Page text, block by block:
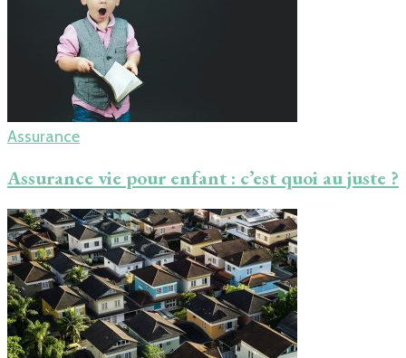
Assurance
Assurance vie pour enfant : c’est quoi au juste ?